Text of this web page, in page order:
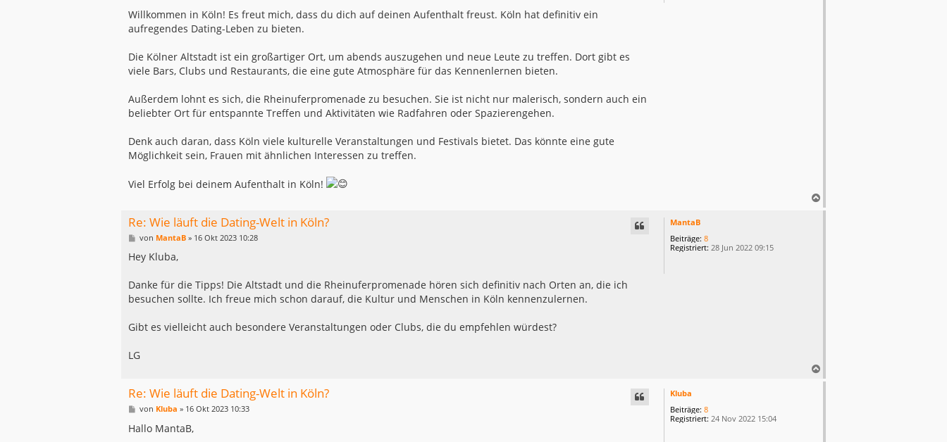
a
g
Willkommen in Köln! Es freut mich, dass du dich auf deinen Aufenthalt freust. Köln hat definitiv ein
aufregendes Dating-Leben zu bieten.
Die Kölner Altstadt ist ein großartiger Ort, um abends auszugehen und neue Leute zu treffen. Dort gibt es
viele Bars, Clubs und Restaurants, die eine gute Atmosphäre für das Kennenlernen bieten.
Außerdem lohnt es sich, die Rheinuferpromenade zu besuchen. Sie ist nicht nur malerisch, sondern auch ein
beliebter Ort für entspannte Treffen und Aktivitäten wie Radfahren oder Spazierengehen.
Denk auch daran, dass Köln viele kulturelle Veranstaltungen und Festivals bietet. Das könnte eine gute
Möglichkeit sein, Frauen mit ähnlichen Interessen zu treffen.
Viel Erfolg bei deinem Aufenthalt in Köln!
a
MantaB
Beiträge: 8
Registriert: 28 Jun 2022 09:15
Re: Wie läuft die Dating-Welt in Köln?
B
i
a
g
von MantaB» 16 Okt 2023 10:28
Hey Kluba,
Danke für die Tipps! Die Altstadt und die Rheinuferpromenade hören sich definitiv nach Orten an, die ich
besuchen sollte. Ich freue mich schon darauf, die Kultur und Menschen in Köln kennenzulernen.
Gibt es vielleicht auch besondere Veranstaltungen oder Clubs, die du empfehlen würdest?
LG
a
Kluba
Beiträge: 8
Registriert: 24 Nov 2022 15:04
Re: Wie läuft die Dating-Welt in Köln?
B
i
t
von Kluba » 16 Okt 2023 10:33
Hallo MantaB,